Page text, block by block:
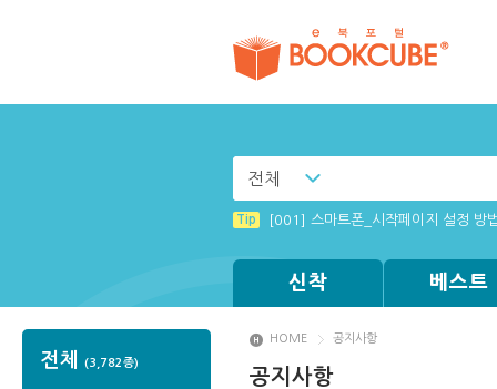
전체
Tip [001] 스마트폰_시작페이지 설정 방
신착 베스트
전체 (3,782종)
HOME 공지사항
공지사항